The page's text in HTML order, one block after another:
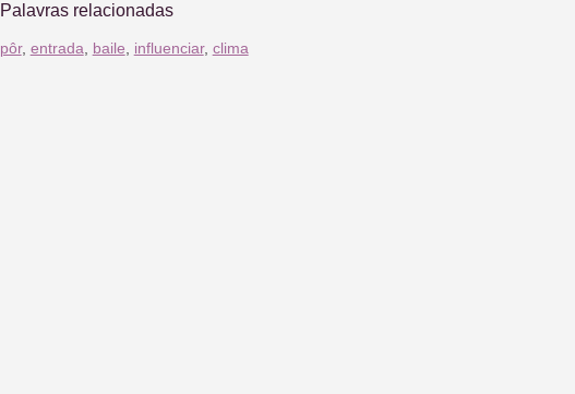
Palavras relacionadas
pôr, entrada baile influenciar, clima